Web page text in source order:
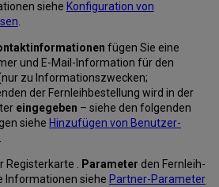
siehe Konfiguration von
.
fügen Sie eine
und E-Mail-Information für den
zu Informationszwecken;
der Fernleihbestellung wird in der
eingegeben – siehe den folgenden
siehe Hinzufügen von Benutzer-
.
Registerkarte . Parameter den Fernleih-
Informationen siehe Partner-Parameter